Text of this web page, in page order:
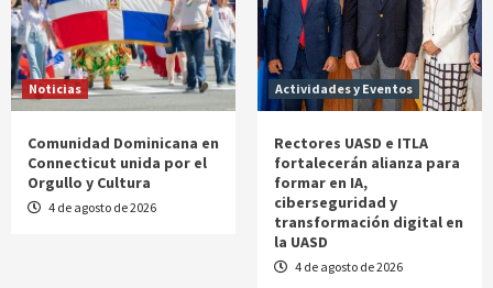
Noticias
Comunidad Dominicana en
Connecticut unida por el
Orgullo y Cultura
4 de agosto de 2026
Actividades y Eventos
Rectores UASD e ITLA
fortalecerán alianza para
formar en IA,
ciberseguridad y
transformación digital en
la UASD
4 de agosto de 2026